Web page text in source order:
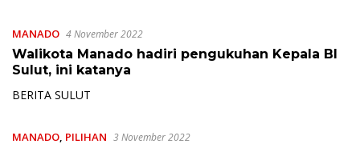
MANADO 4 November 2022
Walikota Manado hadiri pengukuhan Kepala BI
Sulut, ini katanya
BERITA SULUT
MANADO PILIHAN 3 November 2022